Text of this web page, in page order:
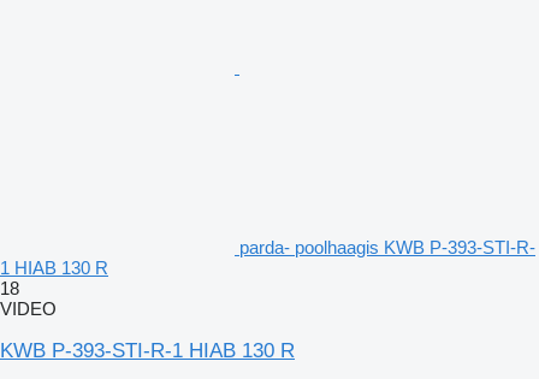
parda- poolhaagis KWB P-393-STI-R-
1 HIAB 130 R
18
VIDEO
KWB P-393-STI-R-1 HIAB 130 R